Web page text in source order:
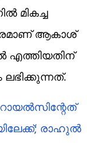
മികച്ച
ആകാശ്
എത്തിയതിന്
രാഹുല്‍